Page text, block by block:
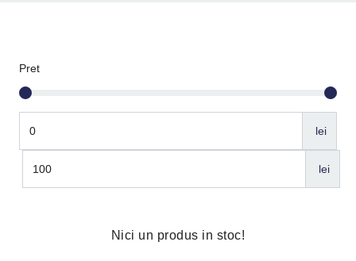
Pret
lei
lei
Nici un produs in stoc!